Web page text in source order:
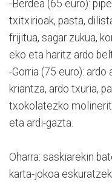
-Berdea (65 euro):
txitxirioak, pasta,
frijitua, sagar zukua,
eko eta haritz ardo
-Gorria (75 euro):
kriantza, ardo txuria,
txokolatezko
eta ardi-gazta.
Oharra: saskiarekin
karta-jokoa